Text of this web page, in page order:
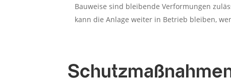
Bauweise sind bleibende Verformungen
kann die Anlage weiter in Betrieb bleiben,